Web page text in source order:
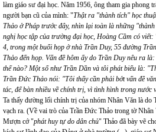
làm giáo sư đại học. Năm 1956, ông tham gia phong
người bạn cũ của mình: "Thật ra "thành tích" học
Thảo ở Pháp trước đây, nhìn lại toàn là những
nghị học tập của trường đại học, Hoàng Cầm có
4, trong một buổi họp ở nhà Trần Duy, 55 đường
Thảo đến họp. Vấn đề hôm ấy do Trần Duy nêu ra
thế nào? Một số như Trần Dần và tôi phát biểu là:
Trần Đức Thảo nói: "Tôi thấy cần phải bớt vấn đề
tác, để bàn nhiều về chính trị, vì tình hình trong nước
Ta thấy đường lối chính trị của nhóm Nhân Văn là
vạch ra. (Về vai trò của Trần Đức Thảo trong tờ
Mượn cớ "phát huy tự do dân chủ" Thảo đã bày vẽ